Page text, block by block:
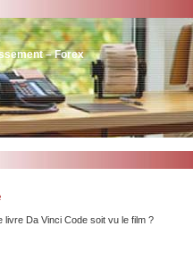
– Forex
livre Da Vinci Code soit vu le film ?